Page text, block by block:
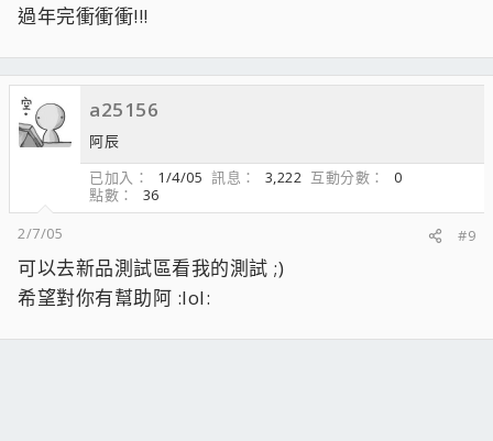
過年完衝衝衝!!!
a25156
阿辰
已加入
1/4/05 訊息 3,222 互動分數
0
點數
36
2/7/05
#9
可以去新品測試區看我的測試 ;)
希望對你有幫助阿 :lol: